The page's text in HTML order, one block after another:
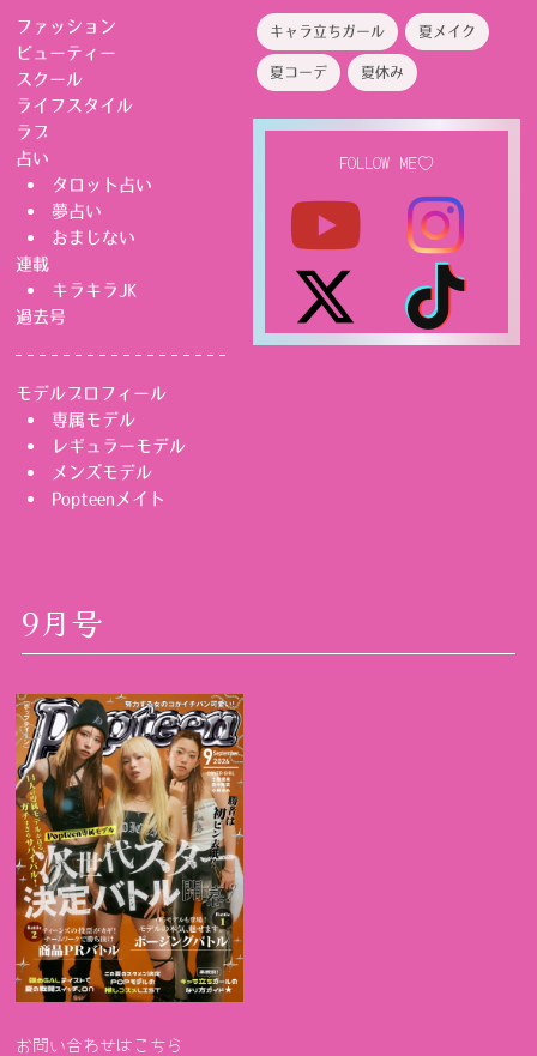
ファッション
ビューティー
スクール
ライフスタイル
ラブ
占い
タロット占い
夢占い
おまじない
連載
キラキラJK
過去号
モデルプロフィール
専属モデル
レギュラーモデル
メンズモデル
Popteenメイト
キャラ立ちガール 夏メイク
夏コーデ 夏休み
FOLLOW ME♡
9月号
お問い合わせはこちら